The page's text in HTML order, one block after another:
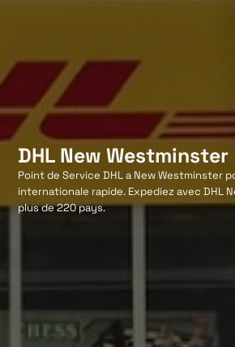
DHL New Westminster
Point de Service DHL a New Westminster
internationale rapide. Expediez avec DHL
plus de 220 pays.